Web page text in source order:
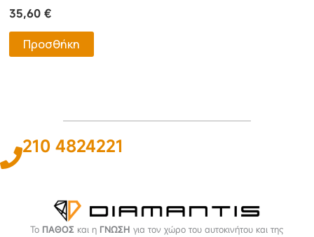
35,60€
Προσθήκη
210 4824221
Το ΠΑΘΟΣκαι η ΓΝΩΣΗ για τον χώρο του αυτοκινήτου και της